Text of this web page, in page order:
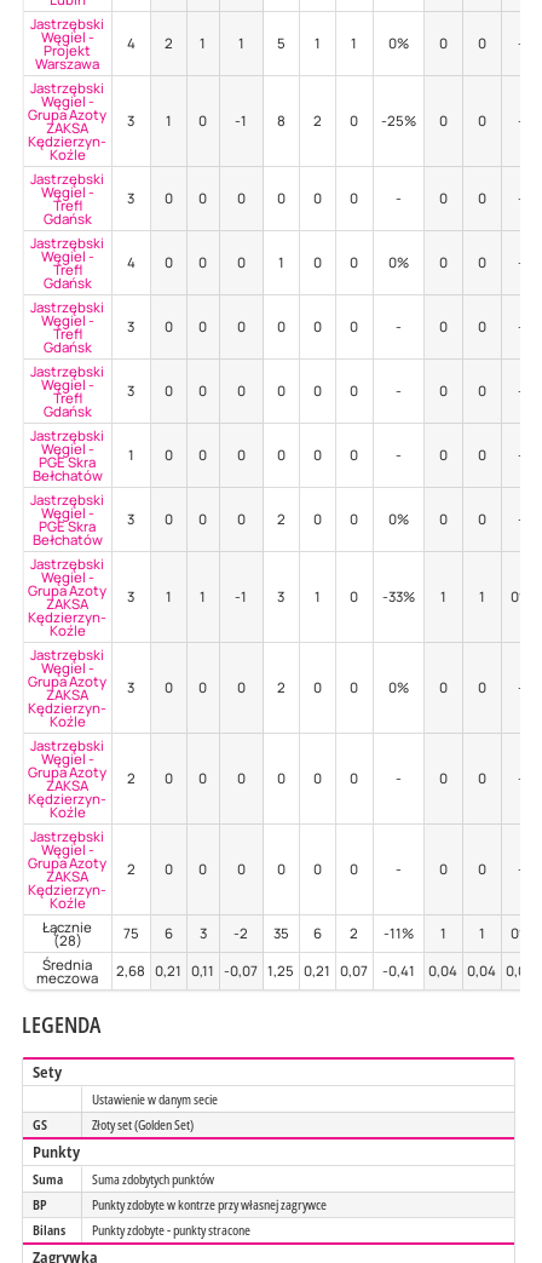
Jastrzębski
Węgiel -
Projekt
Warszawa
4 2 1 1 5 1 1 0% 0 0 -
Jastrzębski
Węgiel -
Grupa Azoty
ZAKSA
Kędzierzyn-
Koźle
3 1 0 -1 8 2 0 -25% 0 0 -
Jastrzębski
Węgiel -
Trefl
Gdańsk
3 0 0 0 0 0 0 - 0 0 -
Jastrzębski
Węgiel -
Trefl
Gdańsk
4 0 0 0 1 0 0 0% 0 0 -
Jastrzębski
Węgiel -
Trefl
Gdańsk
3 0 0 0 0 0 0 - 0 0 -
Jastrzębski
Węgiel -
Trefl
Gdańsk
3 0 0 0 0 0 0 - 0 0 -
Jastrzębski
Węgiel -
PGE Skra
Bełchatów
1 0 0 0 0 0 0 - 0 0 -
Jastrzębski
Węgiel -
PGE Skra
Bełchatów
3 0 0 0 2 0 0 0% 0 0 -
Jastrzębski
Węgiel -
Grupa Azoty
ZAKSA
Kędzierzyn-
Koźle
3 1 1 -1 3 1 0 -33% 1 1 0%
Jastrzębski
Węgiel -
Grupa Azoty
ZAKSA
Kędzierzyn-
Koźle
3 0 0 0 2 0 0 0% 0 0 -
Jastrzębski
Węgiel -
Grupa Azoty
ZAKSA
Kędzierzyn-
Koźle
2 0 0 0 0 0 0 - 0 0 -
Jastrzębski
Węgiel -
Grupa Azoty
ZAKSA
Kędzierzyn-
Koźle
2 0 0 0 0 0 0 - 0 0 -
Łącznie
(28) 75 6 3 -2 35 6 2 -11% 1 1
0%
Średnia
meczowa 2,68 0,21 0,11 -0,07 1,25 0,21 0,07 -0,41 0,04 0,04 0,00
LEGENDA
Sety
Ustawienie w danym secie
GS
Złoty set (Golden Set)
Punkty
Suma
Suma zdobytych punktów
BP
Punkty zdobyte w kontrze przy własnej zagrywce
Bilans
Punkty zdobyte - punkty stracone
Zagrywka